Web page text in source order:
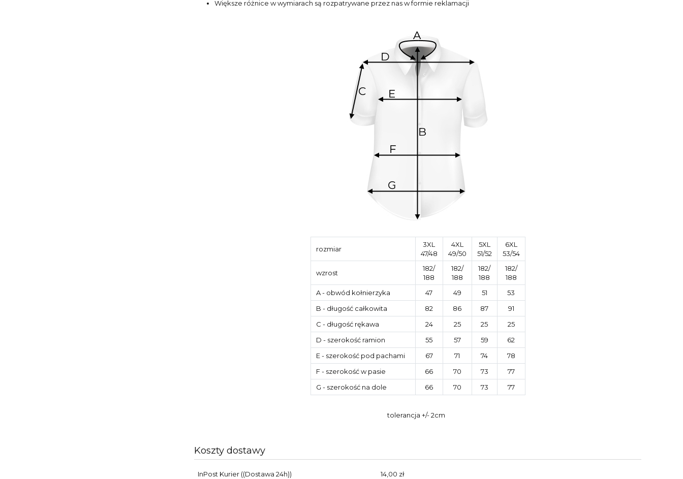
Większe różnice w wymiarach są rozpatrywane przez nas w formie reklamacji
rozmiar
3XL
47/48
4XL
49/50
5XL
51/52
6XL
53/54
wzrost
182/
188
182/
188
182/
188
182/
188
A- obwód kołnierzyka 47 49 51
53
B - długość całkowita 82 86 87
91
C - długość rękawa 24 25 25
25
D - szerokość ramion 55 57 59
62
E- szerokość pod pachami 67 71 74
78
F- szerokość w pasie 66 70 73
77
G - szerokość na dole 66 70 73 77
tolerancja +/- 2cm
Koszty dostawy
InPost Kurier ((Dostawa 24h)) 14,00 zł